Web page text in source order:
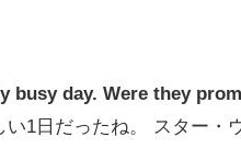
busy day. Were they
1日だったね。 スター・